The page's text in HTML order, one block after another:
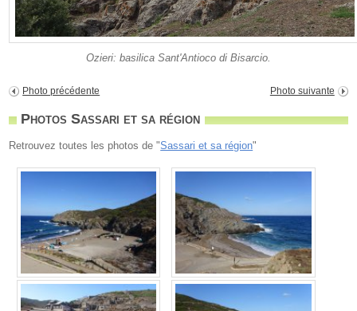
Ozieri: basilica Sant'Antioco di Bisarcio.
Photo précédente Photo suivante
Photos Sassari et sa région
Retrouvez toutes les photos de "Sassari et sa région"